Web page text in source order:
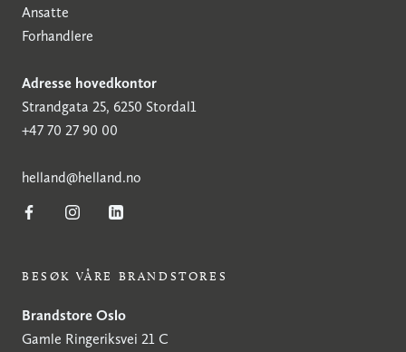
Ansatte
Forhandlere
Adresse hovedkontor
Strandgata 25, 6250 Stordal1
+47 70 27 90 00
helland@helland.no
BESØK VÅRE BRANDSTORES
Brandstore Oslo
Gamle Ringeriksvei 21 C